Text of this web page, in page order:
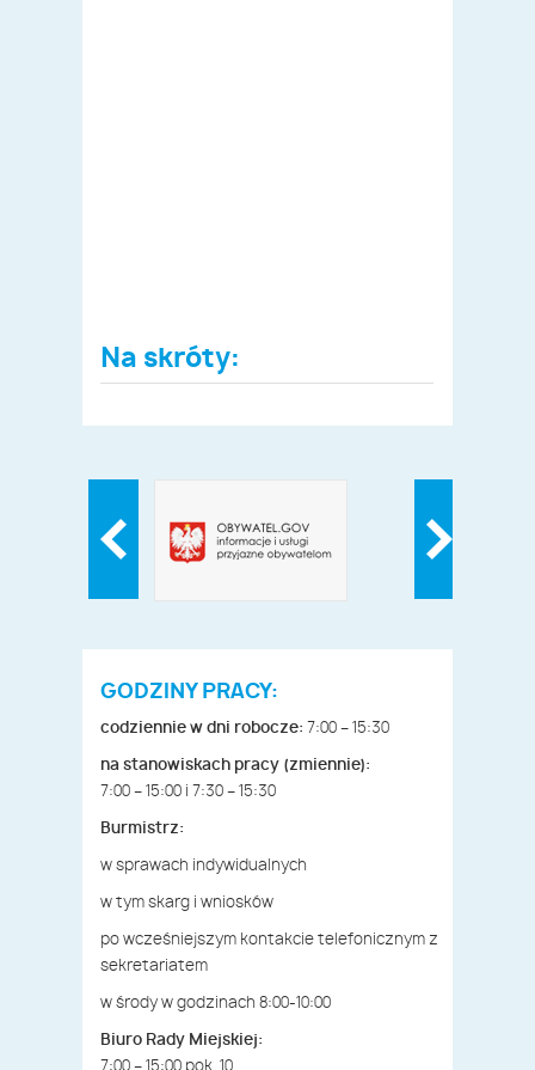
Na skróty:
GODZINY PRACY:
codziennie w dni robocze: 7:00 – 15:30
na stanowiskach pracy (zmiennie):
7:00 – 15:00 i 7:30 – 15:30
Burmistrz:
w sprawach indywidualnych
w tym skarg i wniosków
po wcześniejszym kontakcie telefonicznym z
sekretariatem
w środy w godzinach 8:00-10:00
Biuro Rady Miejskiej: